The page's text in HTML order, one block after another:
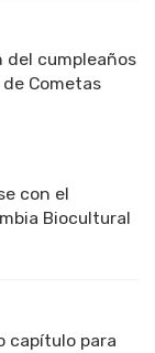
del cumpleaños
Cometas
con el
Biocultural
capítulo para